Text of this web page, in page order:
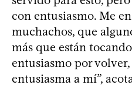
con entusiasmo. Me
muchachos, que
más que están
entusiasmo por
entusiasma a mí”,